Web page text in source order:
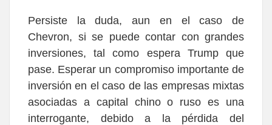
Persiste la duda, aun en el caso de
Chevron, si se puede contar con grandes
inversiones, tal como espera Trump que
pase. Esperar un compromiso importante de
inversión en el caso de las empresas mixtas
asociadas a capital chino o ruso es una
interrogante, debido a la pérdida del